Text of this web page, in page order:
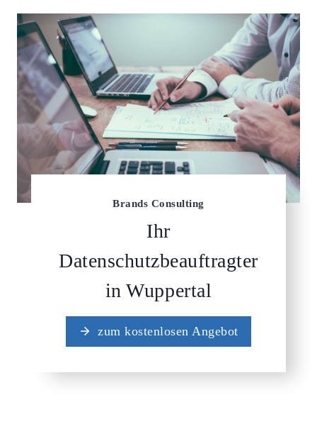
Brands Consulting
Ihr
Datenschutzbeauftragter
in Wuppertal
zum kostenlosen Angebot